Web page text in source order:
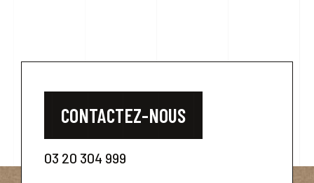
CONTACTEZ-NOUS
03 20 304 999